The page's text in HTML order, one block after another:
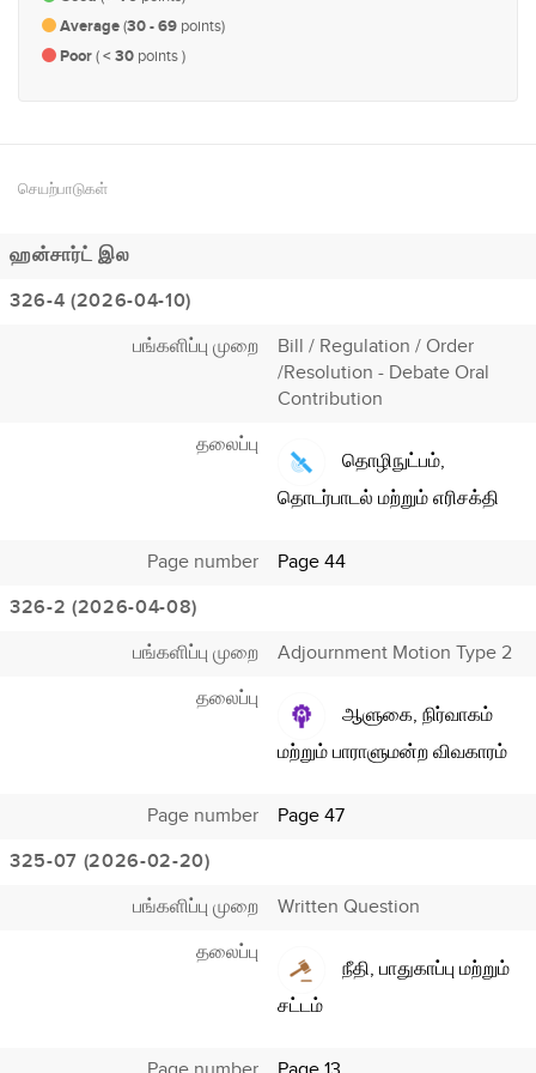
Average(30 - 69 points)
Poor(< 30 points )
செயற்பாடுகள்
ஹன்சார்ட் இல
326-4 (2026-04-10)
பங்களிப்பு முறை
Bill / Regulation / Order
/Resolution - Debate Oral
Contribution
தலைப்பு
தொழிநுட்பம்,
தொடர்பாடல் மற்றும் எரிசக்தி
Page number
Page 44
326-2 (2026-04-08)
பங்களிப்பு முறை
Adjournment Motion Type 2
தலைப்பு
ஆளுகை, நிர்வாகம்
மற்றும் பாராளுமன்ற விவகாரம்
Page number
Page 47
325-07 (2026-02-20)
பங்களிப்பு முறை
Written Question
தலைப்பு
நீதி, பாதுகாப்பு மற்றும்
சட்டம்